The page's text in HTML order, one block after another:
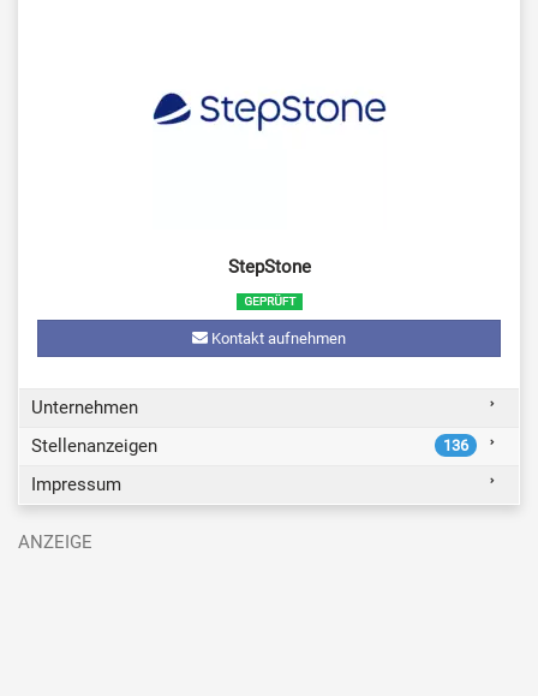
StepStone
Kontakt aufnehmen
Unternehmen
Stellenanzeigen
136
Impressum